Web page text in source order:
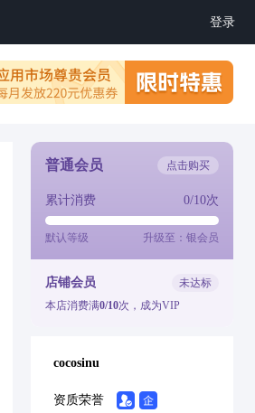
登录
普通会员 点击购买
累计消费 0/10次
默认等级 升级至：银会员
店铺会员
未达标
本店消费满0/10次，成为VIP
cocosinu
资质荣誉